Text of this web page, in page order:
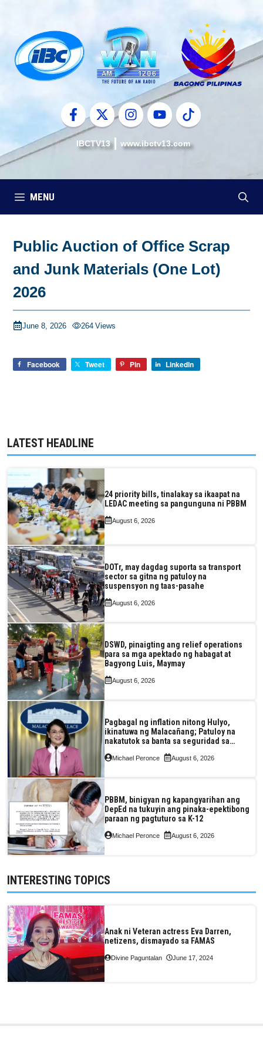
content
IBCTV13 www.ibctv13.com
MENU
Public Auction of Office Scrap
and Junk Materials (One Lot)
2026
June 8, 2026 264 Views
Facebook Tweet Pin LinkedIn
LATEST HEADLINE
24 priority bills, tinalakay sa ikaapat na
LEDAC meeting sa pangunguna ni PBBM
August 6, 2026
DOTr, may dagdag suporta sa transport
sector sa gitna ng patuloy na
suspensyon ng taas-pasahe
August 6, 2026
DSWD, pinaigting ang relief operations
para sa mga apektado ng habagat at
Bagyong Luis, Maymay
August 6, 2026
Pagbagal ng inflation nitong Hulyo,
ikinatuwa ng Malacañang; Patuloy na
nakatutok sa banta sa seguridad sa
pagkain, enerhiya
Michael Peronce August 6, 2026
PBBM, binigyan ng kapangyarihan ang
DepEd na tukuyin ang pinaka-epektibong
paraan ng pagtuturo sa K-12
Michael Peronce August 6, 2026
INTERESTING TOPICS
Anak ni Veteran actress Eva Darren,
netizens, dismayado sa FAMAS
Divine Paguntalan June 17, 2024